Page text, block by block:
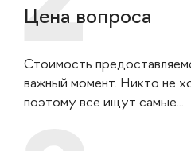
Цена вопроса
Стоимость
важный момент. Никто не
поэтому все ищут самые...